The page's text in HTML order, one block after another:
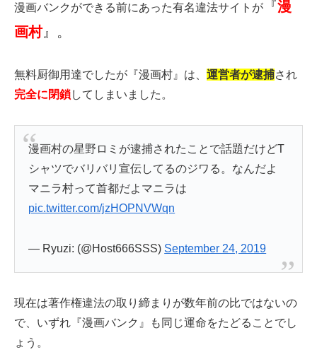
漫画バンクができる前にあった有名違法サイトが 『漫
画村』。
無料厨御用達でしたが『漫画村』は、 運営者が逮捕され
完全に閉鎖してしまいました。
漫画村の星野ロミが逮捕されたことで話題だけどT
シャツでバリバリ宣伝してるのジワる。なんだよ
マニラ村って首都だよマニラは
pic.twitter.com/jzHOPNVWqn
— Ryuzi: (@Host666SSS) September 24, 2019
現在は著作権違法の取り締まりが数年前の比ではないの
で、いずれ『漫画バンク』も同じ運命をたどることでし
ょう。